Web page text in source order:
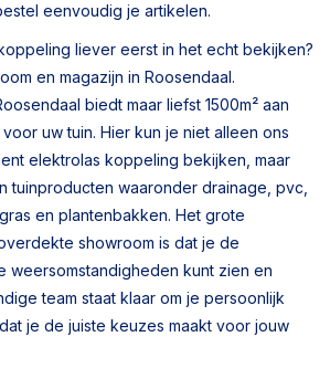
eenvoudig je artikelen.
liever eerst in het echt bekijken?
en magazijn in Roosendaal.
biedt maar liefst 1500m² aan
uw tuin. Hier kun je niet alleen ons
elektrolas koppeling bekijken, maar
tuinproducten waaronder drainage, pvc,
en plantenbakken. Het grote
showroom is dat je de
weersomstandigheden kunt zien en
team staat klaar om je persoonlijk
je de juiste keuzes maakt voor jouw